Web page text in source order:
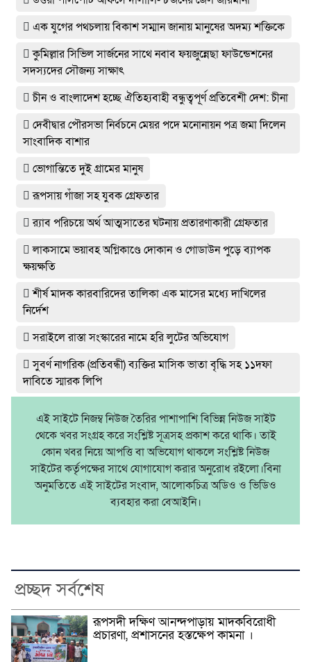
এক যুগের পথচলায় বিকাশ সম্মান জানায় মানুষের অদম্য শক্তিকে
কুমিল্লার সিভিল সার্জনের সাথে নবাব ফয়জুন্নেছা ফাউন্ডেশনের
সদস্যদের সৌজন্য সাক্ষাৎ
চীন ও বাংলাদেশ হচ্ছে ঐতিহ্যবাহী বন্ধুত্বপূর্ণ প্রতিবেশী দেশ: চীনা
দেবীদ্বার পৌরসভা নির্বচনে মেয়র পদে মনোনায়ন পত্র জমা দিলেন
সাংবাদিক বাশার
ভোগান্তিতে দুই গ্রামের মানুষ
রূপসায় গাঁজা সহ যুবক গ্রেফতার
র‌্যাব পরিচয়ে অর্থ আত্মসাতের ঘটনায় প্রতারণাকারী গ্রেফতার
লাকসামে ভয়াবহ অগ্নিকাণ্ডে দোকান ও গোডাউন পুড়ে ব‍্যাপক
ক্ষয়ক্ষতি
শীর্ষ মাদক কারবারিদের তালিকা এক মাসের মধ্যে দাখিলের
নির্দেশ
সরাইলে রাস্তা সংস্কারের নামে হরি লুটের অভিযোগ
সুবর্ণ নাগরিক (প্রতিবন্ধী) ব্যক্তির মাসিক ভাতা বৃদ্ধি সহ ১১দফা
দাবিতে স্মারক লিপি
এই সাইটে নিজম্ব নিউজ তৈরির পাশাপাশি বিভিন্ন নিউজ সাইট
থেকে খবর সংগ্রহ করে সংশ্লিষ্ট সূত্রসহ প্রকাশ করে থাকি। তাই
কোন খবর নিয়ে আপত্তি বা অভিযোগ থাকলে সংশ্লিষ্ট নিউজ
সাইটের কর্তৃপক্ষের সাথে যোগাযোগ করার অনুরোধ রইলো।বিনা
অনুমতিতে এই সাইটের সংবাদ, আলোকচিত্র অডিও ও ভিডিও
ব্যবহার করা বেআইনি।
প্রচ্ছদ সর্বশেষ
রূপসদী দক্ষিণ আনন্দপাড়ায় মাদকবিরোধী
প্রচারণা, প্রশাসনের হস্তক্ষেপ কামনা ‎।